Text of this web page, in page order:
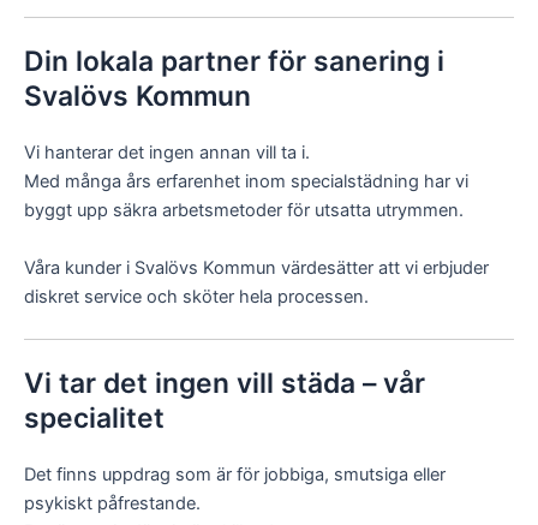
Din lokala partner för sanering i
Svalövs Kommun
Vi hanterar det ingen annan vill ta i.
Med många års erfarenhet inom specialstädning har vi
byggt upp säkra arbetsmetoder för utsatta utrymmen.
Våra kunder i Svalövs Kommun värdesätter att vi erbjuder
diskret service och sköter hela processen.
Vi tar det ingen vill städa – vår
specialitet
Det finns uppdrag som är för jobbiga, smutsiga eller
psykiskt påfrestande.